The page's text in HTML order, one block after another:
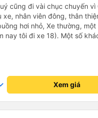
cũng đi vài chục chuyến vì
xe, nhân viên đông, thân
hơi nhỏ, Xe thường, một
nay tôi đi xe 18). Một số
kẹt, khá lạnh. Tuy nhiên, về
Xem giá